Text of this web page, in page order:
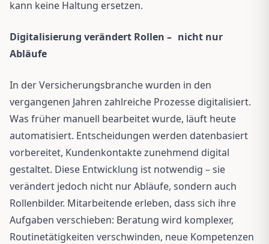
kann keine Haltung ersetzen.
Digitalisierung verändert Rollen – nicht nur
Abläufe
In der Versicherungsbranche wurden in den
vergangenen Jahren zahlreiche Prozesse digitalisiert.
Was früher manuell bearbeitet wurde, läuft heute
automatisiert. Entscheidungen werden datenbasiert
vorbereitet, Kundenkontakte zunehmend digital
gestaltet. Diese Entwicklung ist notwendig – sie
verändert jedoch nicht nur Abläufe, sondern auch
Rollenbilder. Mitarbeitende erleben, dass sich ihre
Aufgaben verschieben: Beratung wird komplexer,
Routinetätigkeiten verschwinden, neue Kompetenzen